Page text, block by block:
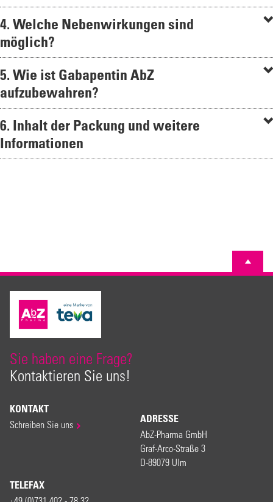
4. Welche Nebenwirkungen sind
möglich?
5. Wie ist Gabapentin AbZ
aufzubewahren?
6. Inhalt der Packung und weitere
Informationen
Sie haben eine Frage?
Kontaktieren Sie uns!
KONTAKT
Schreiben Sie uns ADRESSE
AbZ-Pharma GmbH
Graf-Arco-Straße 3
D-89079 Ulm
TELEFAX